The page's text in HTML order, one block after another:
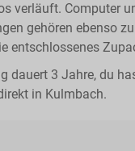
verläuft. Computer
gehören ebenso
entschlossenes
dauert 3 Jahre, du
in Kulmbach.